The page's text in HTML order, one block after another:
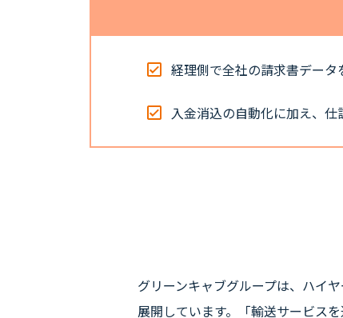
経理側で全社の請求書デー
入金消込の自動化に加え、
グリーンキャブグループは、ハイ
展開しています。「輸送サービス